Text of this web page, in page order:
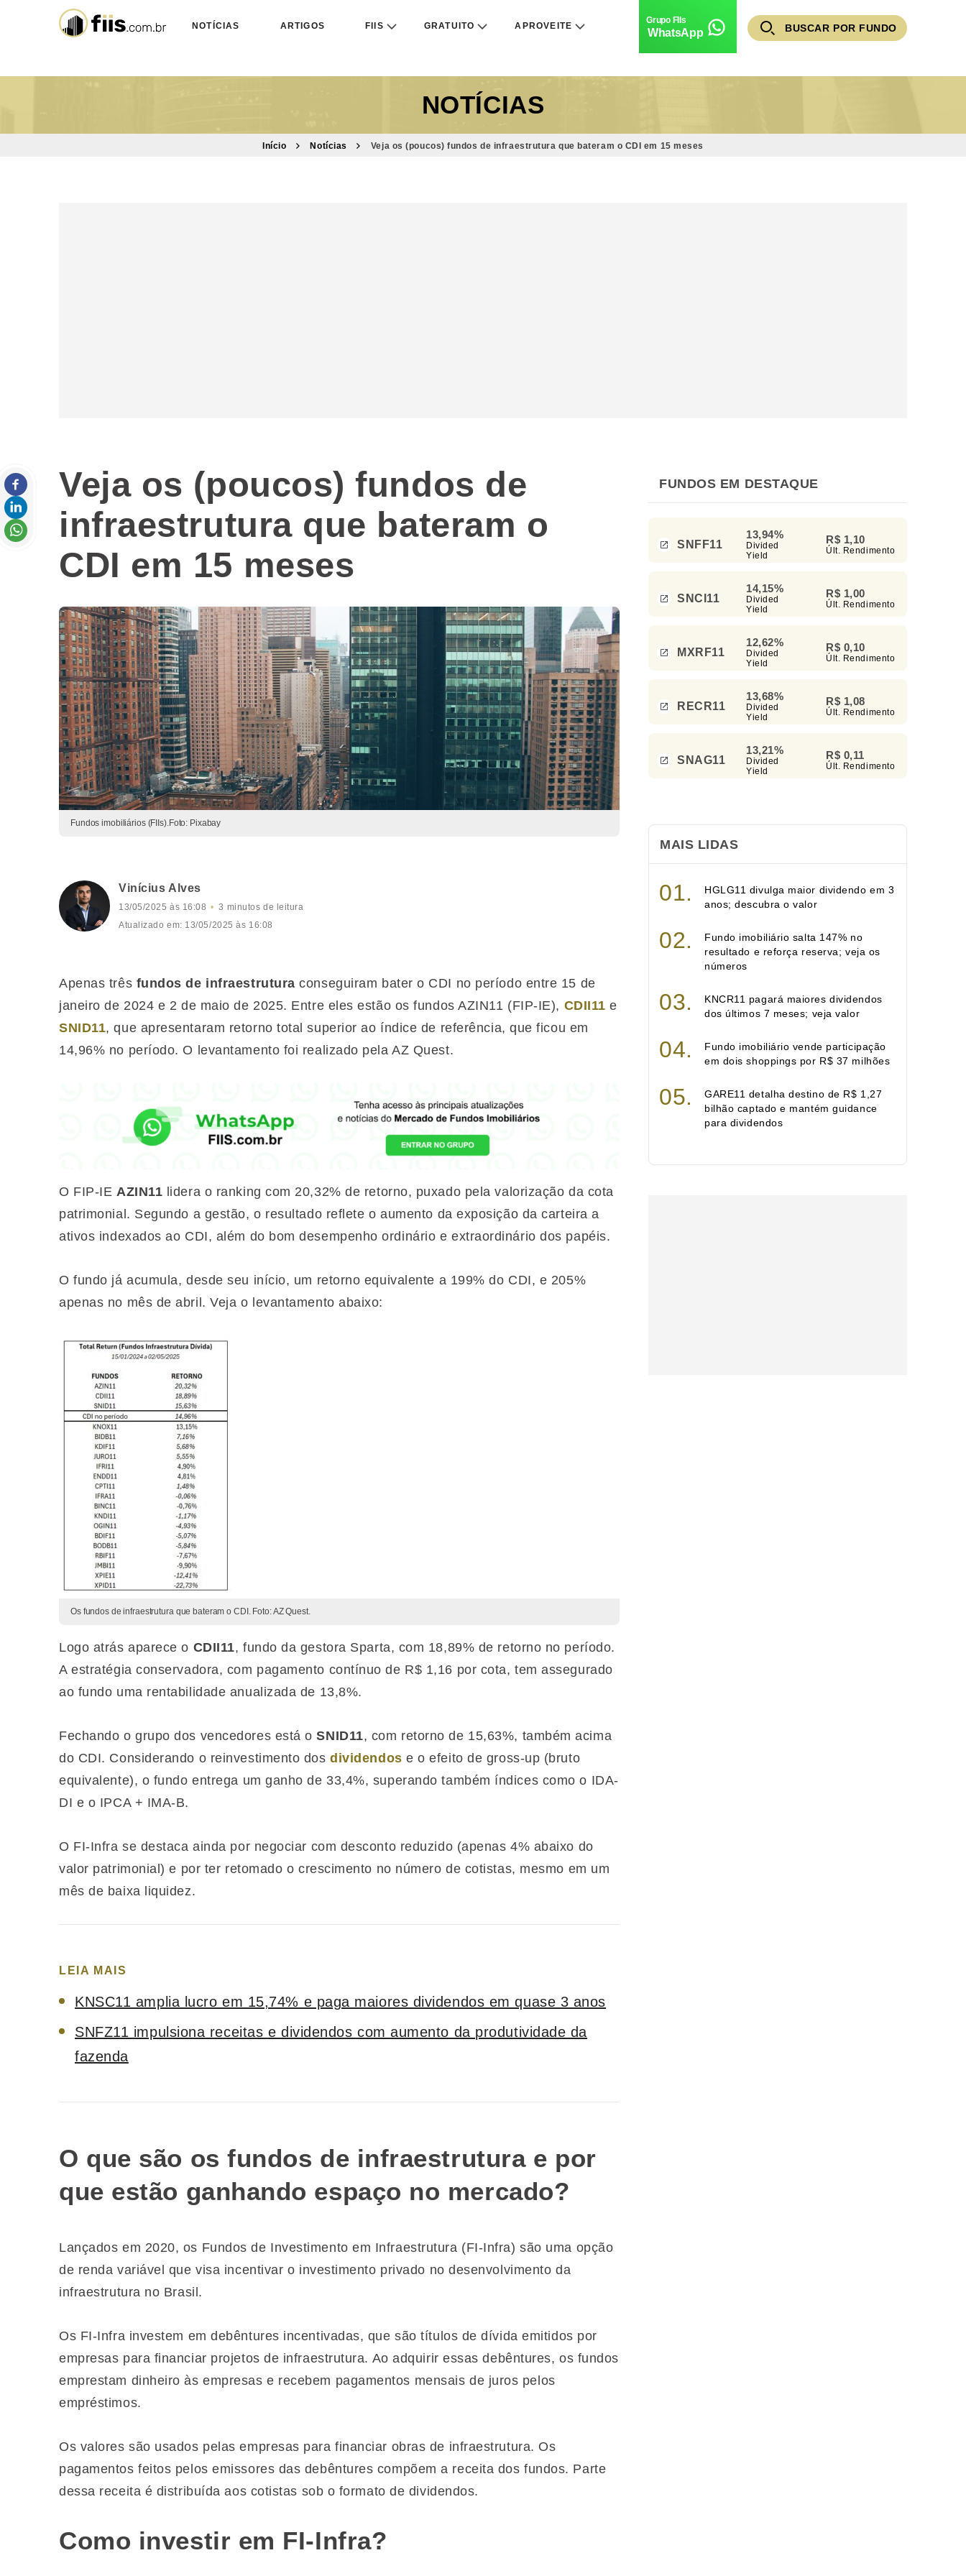
NOTÍCIAS ARTIGOS FIIS GRATUITO APROVEITE
WhatsApp BUSCAR POR FUNDO
NOTÍCIAS
Início Notícias Veja os (poucos) fundos de infraestrutura que bateram o CDI em 15 meses
Veja os (poucos) fundos de
infraestrutura que bateram o
CDI em 15 meses
Fundos imobiliários (FIIs).Foto: Pixabay
Vinícius Alves
13/05/2025 às 16:08
3 minutos de leitura
Atualizado em: 13/05/2025 às 16:08
Apenas três fundos de infraestrutura conseguiram bater o CDI no período entre 15 de
janeiro de 2024 e 2 de maio de 2025. Entre eles estão os fundos AZIN11 (FIP-IE), CDII11 e
SNID11, que apresentaram retorno total superior ao índice de referência, que ficou em
14,96% no período. O levantamento foi realizado pela AZ Quest.
O FIP-IE AZIN11 lidera o ranking com 20,32% de retorno, puxado pela valorização da cota
patrimonial. Segundo a gestão, o resultado reflete o aumento da exposição da carteira a
ativos indexados ao CDI, além do bom desempenho ordinário e extraordinário dos papéis.
O fundo já acumula, desde seu início, um retorno equivalente a 199% do CDI, e 205%
apenas no mês de abril. Veja o levantamento abaixo:
Os fundos de infraestrutura que bateram o CDI. Foto: AZ Quest.
Logo atrás aparece o CDII11, fundo da gestora Sparta, com 18,89% de retorno no período.
A estratégia conservadora, com pagamento contínuo de R$ 1,16 por cota, tem assegurado
ao fundo uma rentabilidade anualizada de 13,8%.
Fechando o grupo dos vencedores está oSNID11, com retorno de 15,63%, também acima
do CDI. Considerando o reinvestimento dosdividendos e o efeito de gross-up (bruto
equivalente), o fundo entrega um ganho de 33,4%, superando também índices como o IDA-
DI e o IPCA + IMA-B.
O FI-Infra se destaca ainda por negociar com desconto reduzido (apenas 4% abaixo do
valor patrimonial) e por ter retomado o crescimento no número de cotistas, mesmo em um
mês de baixa liquidez.
LEIA MAIS
KNSC11 amplia lucro em 15,74% e paga maiores dividendos em quase 3 anos
SNFZ11 impulsiona receitas e dividendos com aumento da produtividade da
fazenda
O que são os fundos de infraestrutura e por
que estão ganhando espaço no mercado?
Lançados em 2020, os Fundos de Investimento em Infraestrutura (FI-Infra) são uma opção
de renda variável que visa incentivar o investimento privado no desenvolvimento da
infraestrutura no Brasil.
Os FI-Infra investem em debêntures incentivadas, que são títulos de dívida emitidos por
empresas para financiar projetos de infraestrutura. Ao adquirir essas debêntures, os fundos
emprestam dinheiro às empresas e recebem pagamentos mensais de juros pelos
empréstimos.
Os valores são usados pelas empresas para financiar obras de infraestrutura. Os
pagamentos feitos pelos emissores das debêntures compõem a receita dos fundos. Parte
dessa receita é distribuída aos cotistas sob o formato de dividendos.
Como investir em FI-Infra?
FUNDOS EM DESTAQUE
SNFF11
13,94%
Divided
Yield
R$ 1,10
Últ. Rendimento
SNCI11
14,15%
Divided
Yield
R$ 1,00
Últ. Rendimento
MXRF11
12,62%
Divided
Yield
R$ 0,10
Últ. Rendimento
RECR11
13,68%
Divided
Yield
R$ 1,08
Últ. Rendimento
SNAG11
13,21%
Divided
Yield
R$ 0,11
Últ. Rendimento
MAIS LIDAS
HGLG11 divulga maior dividendo em 3
anos; descubra o valor
Fundo imobiliário salta 147% no
resultado e reforça reserva; veja os
números
KNCR11 pagará maiores dividendos
dos últimos 7 meses; veja valor
Fundo imobiliário vende participação
em dois shoppings por R$ 37 milhões
GARE11 detalha destino de R$ 1,27
bilhão captado e mantém guidance
para dividendos